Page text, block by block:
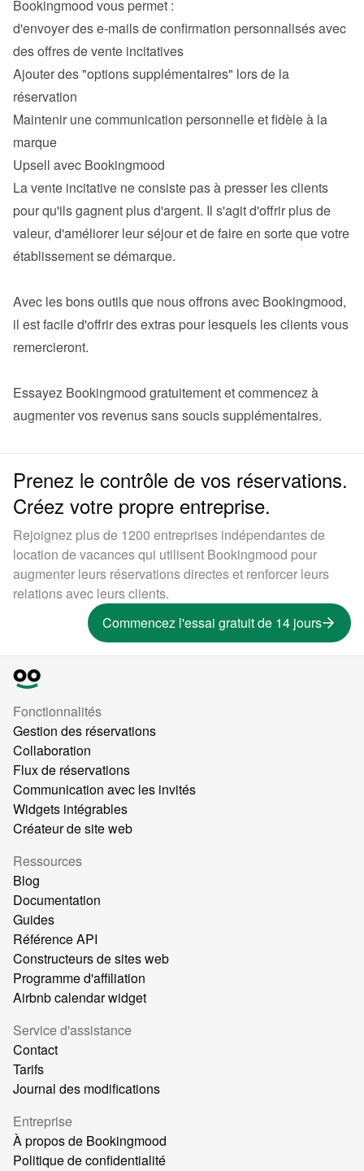
d'envoyer des e-mails de confirmation personnalisés avec
des offres de vente incitatives
Ajouter des "options supplémentaires" lors de la
réservation
Maintenir une communication personnelle et fidèle à la
marque
La vente incitative ne consiste pas à presser les clients
pour qu'ils gagnent plus d'argent. Il s'agit d'offrir plus de
valeur, d'améliorer leur séjour et de faire en sorte que votre
établissement se démarque.
Avec les bons outils que nous offrons avec Bookingmood,
il est facile d'offrir des extras pour lesquels les clients vous
remercieront.
Essayez Bookingmood gratuitement et commencez à
augmenter vos revenus sans soucis supplémentaires.
Prenez le contrôle de vos réservations.
Créez votre propre entreprise.
Rejoignez plus de 1200 entreprises indépendantes de
location de vacances qui utilisent Bookingmood pour
augmenter leurs réservations directes et renforcer leurs
relations avec leurs clients.
Commencez l'essai gratuit de 14 jours
Fonctionnalités
Gestion des réservations
Collaboration
Flux de réservations
Communication avec les invités
Widgets intégrables
Créateur de site web
Ressources
Blog
Documentation
Guides
Référence API
Constructeurs de sites web
Programme d'affiliation
Airbnb calendar widget
Service d'assistance
Contact
Tarifs
Journal des modifications
Entreprise
À propos de Bookingmood
Politique de confidentialité